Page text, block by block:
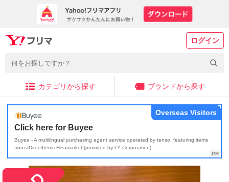
ログイン
カテゴリから探す ブランドから探す
Click here for Buyee
Buyee - A multilingual purchasing agent service operated by tenso, featuring items
from JDirectItems Fleamarket (provided by LY Corporation)
Overseas Visitors